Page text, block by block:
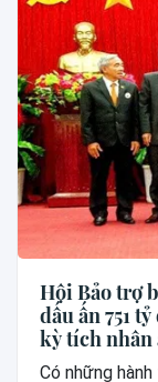
Hội Bảo trợ
dấu ấn 751
kỳ tích nhân
Có những